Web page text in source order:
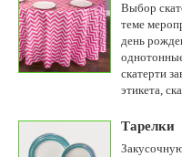
Выбор
теме
день
скатерти
этикета,
Тарелки